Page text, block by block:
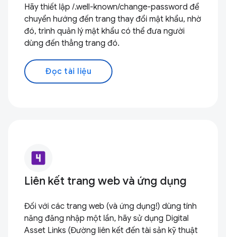
Hãy thiết lập /.well-known/change-password để
chuyển hướng đến trang thay đổi mật khẩu, nhờ
đó, trình quản lý mật khẩu có thể đưa người
dùng đến thẳng trang đó.
Đọc tài liệu
looks_4
Liên kết trang web và ứng dụng
Đối với các trang web (và ứng dụng!) dùng tính
năng đăng nhập một lần, hãy sử dụng Digital
Asset Links (Đường liên kết đến tài sản kỹ thuật